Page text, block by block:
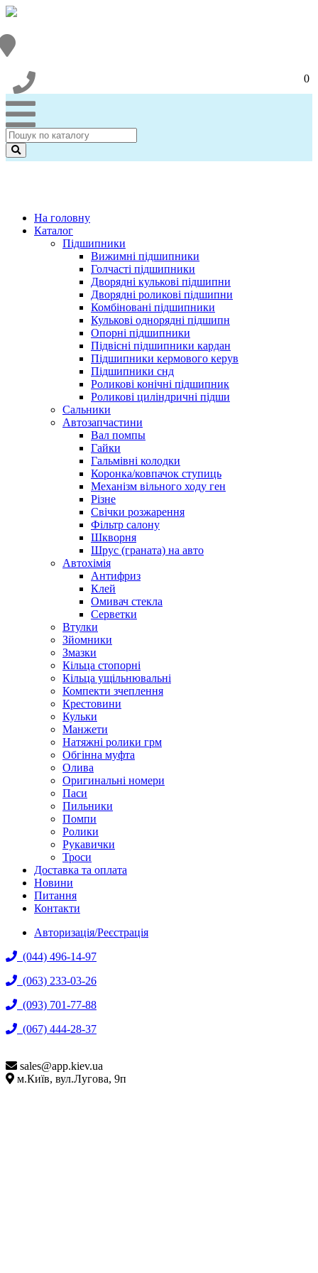
0
На головну
Каталог
Підшипники
Вижимні підшипники
Голчасті підшипники
Дворядні кулькові підшипни
Дворядні роликові підшипни
Комбіновані підшипники
Кулькові однорядні підшипн
Опорні підшипники
Підвісні підшипники кардан
Підшипники кермового керув
Підшипники снд
Роликові конічні підшипник
Роликові циліндричні підши
Сальники
Автозапчастини
Вал помпы
Гайки
Гальмівні колодки
Коронка/ковпачок ступиць
Механізм вільного ходу ген
Різне
Свічки розжарення
Фільтр салону
Шкворня
Шрус (граната) на авто
Автохімія
Антифриз
Клей
Омивач стекла
Серветки
Втулки
Зйомники
Змазки
Кільца стопорні
Кільца ущільнювальні
Компекти зчеплення
Крестовини
Кульки
Манжети
Натяжні ролики грм
Обгінна муфта
Олива
Оригинальні номери
Паси
Пильники
Помпи
Ролики
Рукавички
Троси
Доставка та оплата
Новини
Питання
Контакти
Авторизація/Реєстрація
(044) 496-14-97
(063) 233-03-26
(093) 701-77-88
(067) 444-28-37
sales@app.kiev.ua
м.Київ, вул.Лугова, 9п